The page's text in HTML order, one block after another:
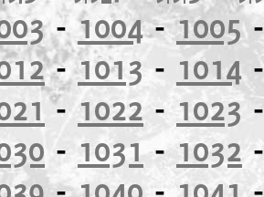
-1004-1005
-1013 - 1014
- 1022-1023
- 1031-1032